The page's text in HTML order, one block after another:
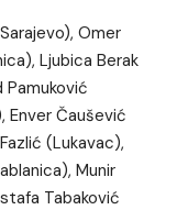
Omer
Ljubica Berak
Pamuković
Enver Čaušević
(Lukavac),
Munir
Tabaković